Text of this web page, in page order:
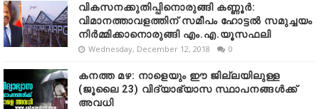
വികസനക്കുതിപ്പിനൊരുങ്ങി കണ്ണൂർ:
വിമാനത്താവളത്തിന് സമീപം ഹോട്ടൽ സമുച്ചയം
നിർമ്മിക്കാനൊരുങ്ങി എം.എ.യൂസഫലി
Wednesday, December 12, 2018 0
കനത്ത മഴ: നാളെയും ഈ ജില്ലയിലുള്ള
(ജൂലൈ 23) വിദ്യാഭ്യാസ സ്ഥാപനങ്ങൾക്ക്
അവധി